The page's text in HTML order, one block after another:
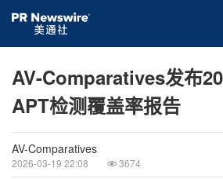
AV-Comparatives发布
APT检测覆盖率报告
AV-Comparatives
2026-03-19 22:08 3674